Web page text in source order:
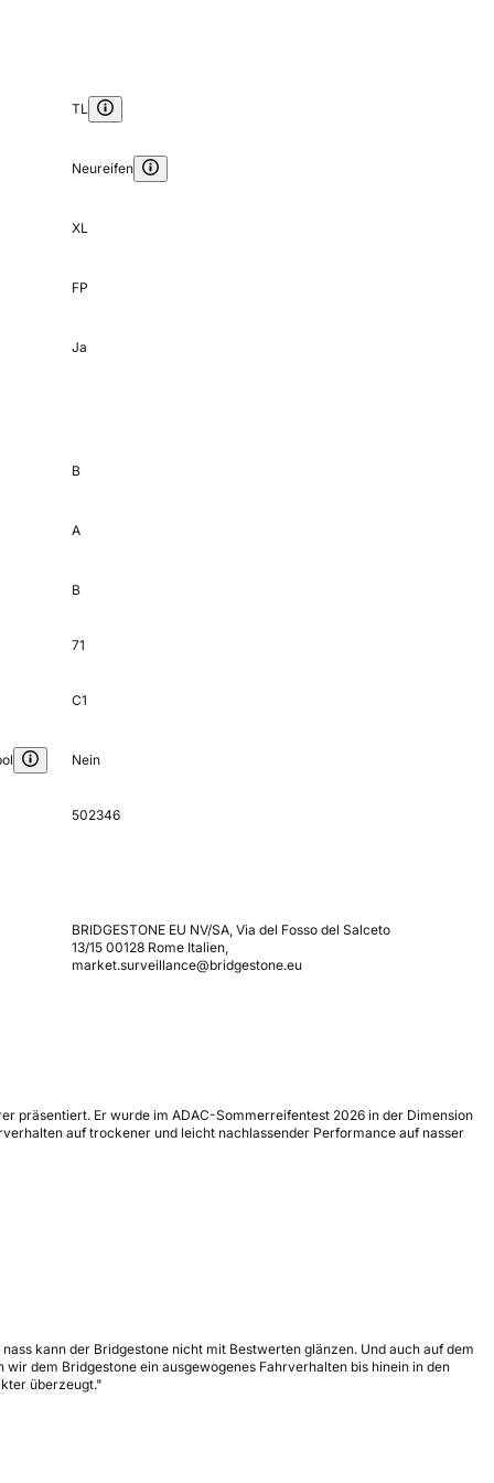
TL
Neureifen
XL
FP
Ja
B
A
B
71
C1
Nein
502346
BRIDGESTONE EU NV/SA, Via del Fosso del Salceto
13/15 00128 Rome Italien,
market.surveillance@bridgestone.eu
präsentiert. Er wurde im ADAC-Sommerreifentest 2026 in der Dimension
auf trockener und leicht nachlassender Performance auf nasser
kann der Bridgestone nicht mit Bestwerten glänzen. Und auch auf dem
dem Bridgestone ein ausgewogenes Fahrverhalten bis hinein in den
überzeugt."